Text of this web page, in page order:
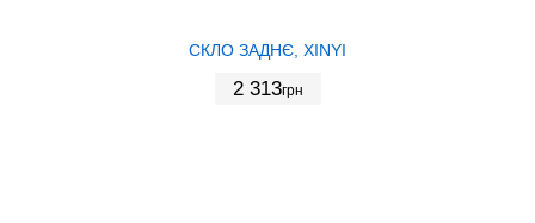
СКЛО ЗАДНЄ, XINYI
2 313грн